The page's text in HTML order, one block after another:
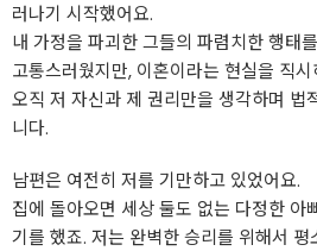
러나기 시작했어요.
내 가정을 파괴한 그들의 파렴치한 행태
고통스러웠지만, 이혼이라는 현실을 직
오직 저 자신과 제 권리만을 생각하며 법
니다.
남편은 여전히 저를 기만하고 있었어요.
집에 돌아오면 세상 둘도 없는 다정한 아
기를 했죠. 저는 완벽한 승리를 위해서 평